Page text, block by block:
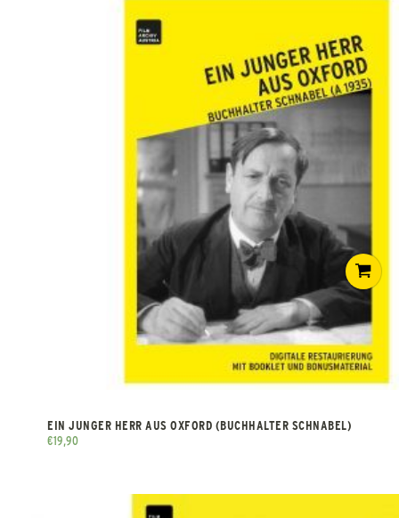
EIN JUNGER HERR AUS OXFORD (BUCHHALTER SCHNABEL)
€19,90